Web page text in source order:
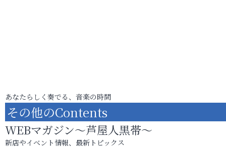
あなたらしく奏でる、音楽の時間
その他のContents
WEBマガジン～芦屋人黒帯～
新店やイベント情報、最新トピックス